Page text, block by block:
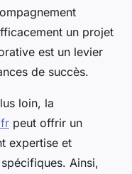
un projet
est un levier
de succès.
loin, la
peut offrir un
expertise et
Ainsi,